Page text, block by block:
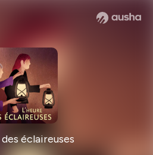
éclaireuses